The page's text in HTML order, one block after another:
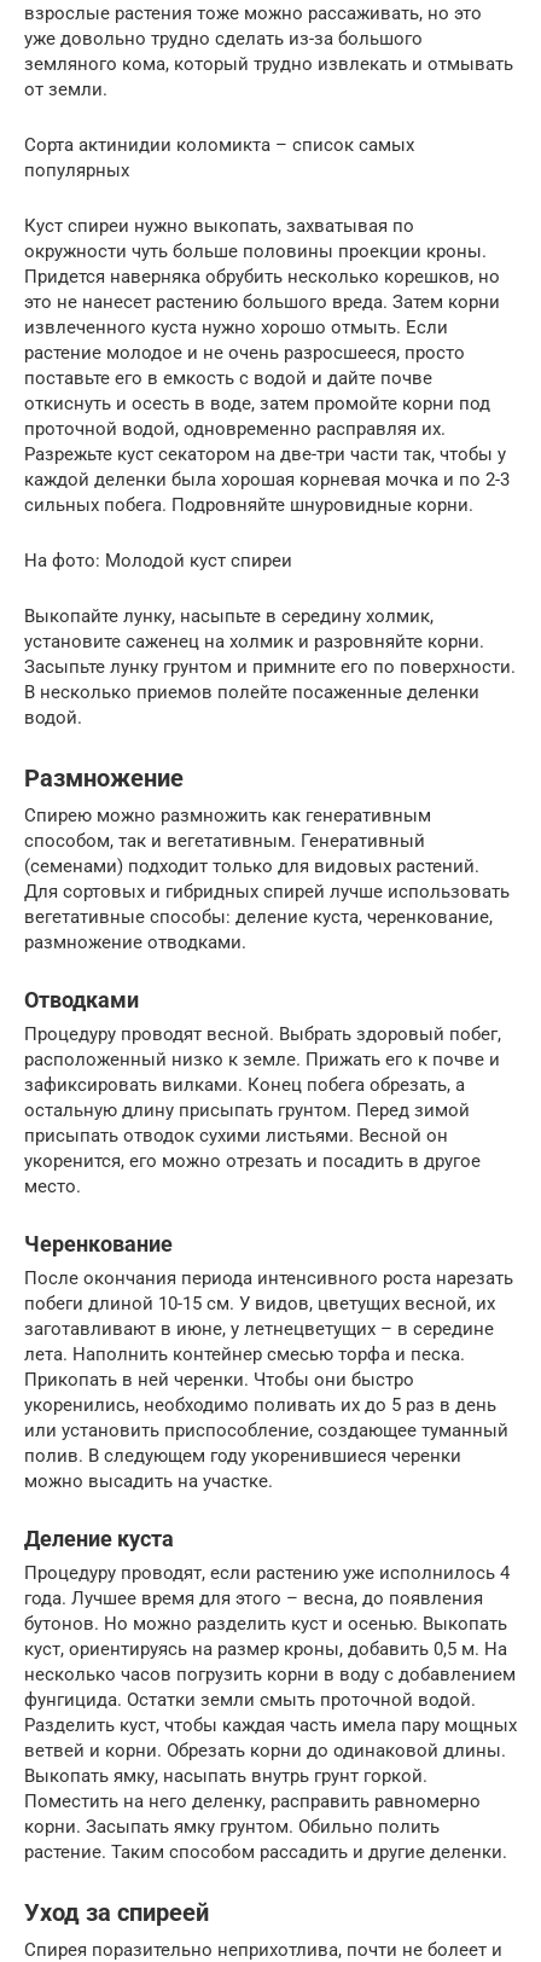
взрослые растения тоже можно рассаживать, но это
уже довольно трудно сделать из-за большого
земляного кома, который трудно извлекать и отмывать
от земли.
Сорта актинидии коломикта – список самых
популярных
Куст спиреи нужно выкопать, захватывая по
окружности чуть больше половины проекции кроны.
Придется наверняка обрубить несколько корешков, но
это не нанесет растению большого вреда. Затем корни
извлеченного куста нужно хорошо отмыть. Если
растение молодое и не очень разросшееся, просто
поставьте его в емкость с водой и дайте почве
откиснуть и осесть в воде, затем промойте корни под
проточной водой, одновременно расправляя их.
Разрежьте куст секатором на две-три части так, чтобы у
каждой деленки была хорошая корневая мочка и по 2-3
сильных побега. Подровняйте шнуровидные корни.
На фото: Молодой куст спиреи
Выкопайте лунку, насыпьте в середину холмик,
установите саженец на холмик и разровняйте корни.
Засыпьте лунку грунтом и примните его по поверхности.
В несколько приемов полейте посаженные деленки
водой.
Размножение
Спирею можно размножить как генеративным
способом, так и вегетативным. Генеративный
(семенами) подходит только для видовых растений.
Для сортовых и гибридных спирей лучше использовать
вегетативные способы: деление куста, черенкование,
размножение отводками.
Отводками
Процедуру проводят весной. Выбрать здоровый побег,
расположенный низко к земле. Прижать его к почве и
зафиксировать вилками. Конец побега обрезать, а
остальную длину присыпать грунтом. Перед зимой
присыпать отводок сухими листьями. Весной он
укоренится, его можно отрезать и посадить в другое
место.
Черенкование
После окончания периода интенсивного роста нарезать
побеги длиной 10-15 см. У видов, цветущих весной, их
заготавливают в июне, у летнецветущих – в середине
лета. Наполнить контейнер смесью торфа и песка.
Прикопать в ней черенки. Чтобы они быстро
укоренились, необходимо поливать их до 5 раз в день
или установить приспособление, создающее туманный
полив. В следующем году укоренившиеся черенки
можно высадить на участке.
Деление куста
Процедуру проводят, если растению уже исполнилось 4
года. Лучшее время для этого – весна, до появления
бутонов. Но можно разделить куст и осенью. Выкопать
куст, ориентируясь на размер кроны, добавить 0,5 м. На
несколько часов погрузить корни в воду с добавлением
фунгицида. Остатки земли смыть проточной водой.
Разделить куст, чтобы каждая часть имела пару мощных
ветвей и корни. Обрезать корни до одинаковой длины.
Выкопать ямку, насыпать внутрь грунт горкой.
Поместить на него деленку, расправить равномерно
корни. Засыпать ямку грунтом. Обильно полить
растение. Таким способом рассадить и другие деленки.
Уход за спиреей
Спирея поразительно неприхотлива, почти не болеет и